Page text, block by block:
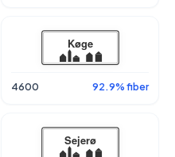
4600 92.9% fiber